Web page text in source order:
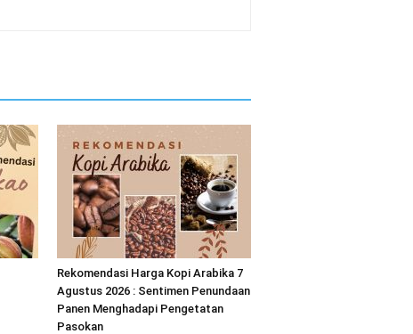
Rekomendasi Harga Kopi Arabika 7
Agustus 2026 : Sentimen Penundaan
Panen Menghadapi Pengetatan
Pasokan